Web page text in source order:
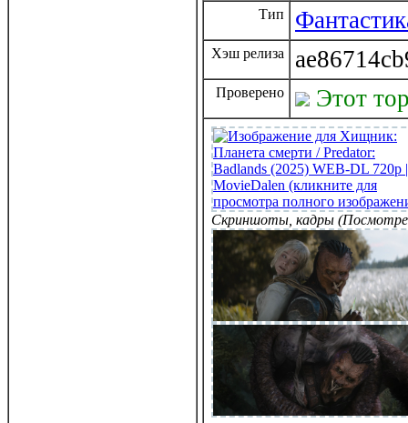
Тип
Хэш релиза
Проверено Этот
Скриншоты, кадры